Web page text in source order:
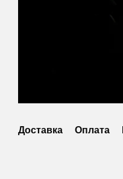
Доставка Оплата